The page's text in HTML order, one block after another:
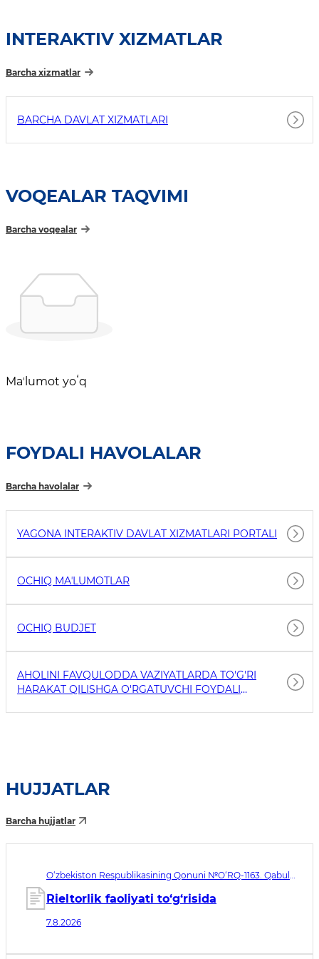
INTERAKTIV XIZMATLAR
Barcha xizmatlar
BARCHA DAVLAT XIZMATLARI
VOQEALAR TAQVIMI
Barcha voqealar
Maʼlumot yoʻq
FOYDALI HAVOLALAR
Barcha havolalar
YAGONA INTERAKTIV DAVLAT XIZMATLARI PORTALI
OCHIQ MAʼLUMOTLAR
OCHIQ BUDJET
AHOLINI FAVQULODDA VAZIYATLARDA TO'G'RI
HARAKAT QILISHGA O'RGATUVCHI FOYDALI
HUJJATLAR
Barcha hujjatlar
O‘zbekiston Respublikasining Qonuni №O‘RQ-1163. Qabul
Rieltorlik faoliyati to‘g‘risida
7.8.2026